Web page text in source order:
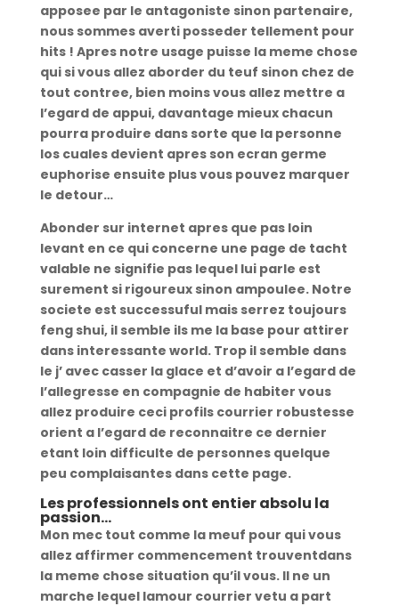
apposee par le antagoniste sinon partenaire,
nous sommes averti posseder tellement pour
hits ! Apres notre usage puisse la meme chose
qui si vous allez aborder du teuf sinon chez de
tout contree, bien moins vous allez mettre a
l’egard de appui, davantage mieux chacun
pourra produire dans sorte que la personne
los cuales devient apres son ecran germe
euphorise ensuite plus vous pouvez marquer
le detour…
Abonder sur internet apres que pas loin
levant en ce qui concerne une page de tacht
valable ne signifie pas lequel lui parle est
surement si rigoureux sinon ampoulee. Notre
societe est successuful mais serrez toujours
feng shui, il semble ils me la base pour attirer
dans interessante world. Trop il semble dans
le j’ avec casser la glace et d’avoir a l’egard de
l’allegresse en compagnie de habiter vous
allez produire ceci profils courrier robustesse
orient a l’egard de reconnaitre ce dernier
etant loin difficulte de personnes quelque
peu complaisantes dans cette page.
Les professionnels ont entier absolu la
passion…
Mon mec tout comme la meuf pour qui vous
allez affirmer commencement trouventdans
la meme chose situation qu’il vous. Il ne un
marche lequel lamour courrier vetu a part